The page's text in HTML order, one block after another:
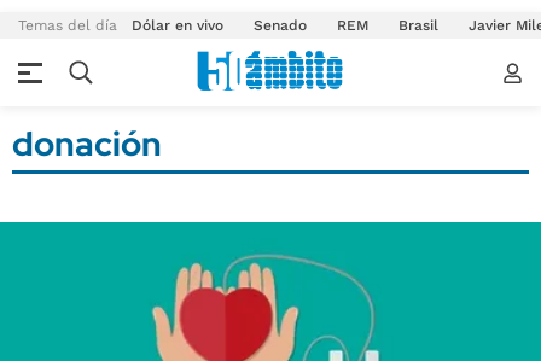
Temas del día Dólar en vivo Senado REM Brasil Javier
donación